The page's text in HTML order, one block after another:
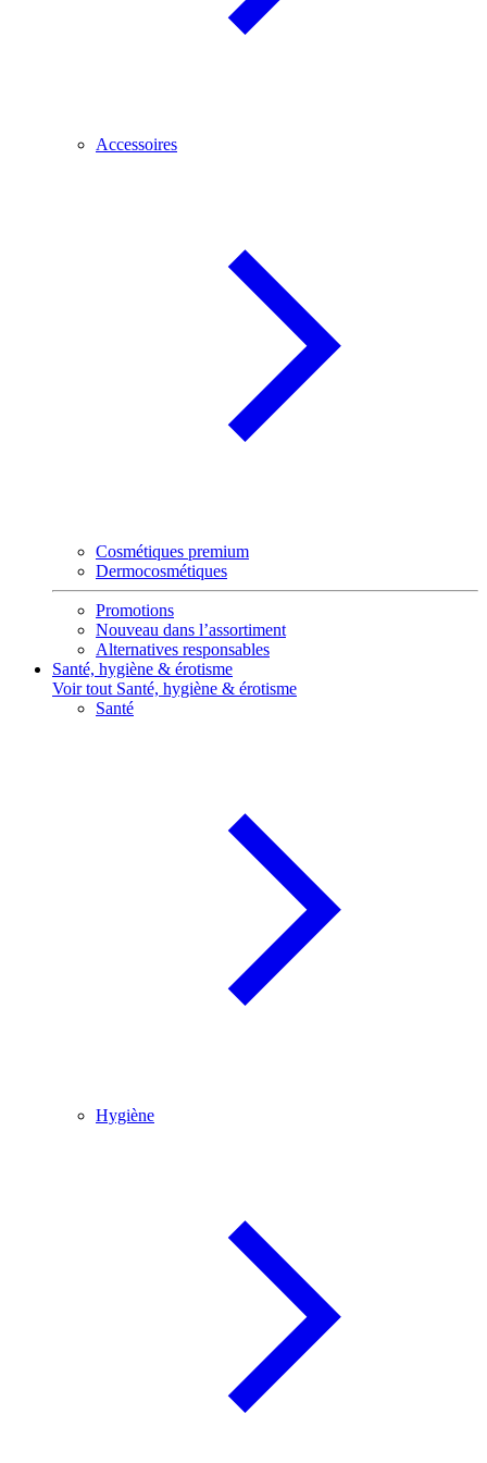
Accessoires
Cosmétiques premium
Dermocosmétiques
Promotions
Nouveau dans l’assortiment
Alternatives responsables
Santé, hygiène & érotisme
Voir tout Santé, hygiène & érotisme
Santé
Hygiène